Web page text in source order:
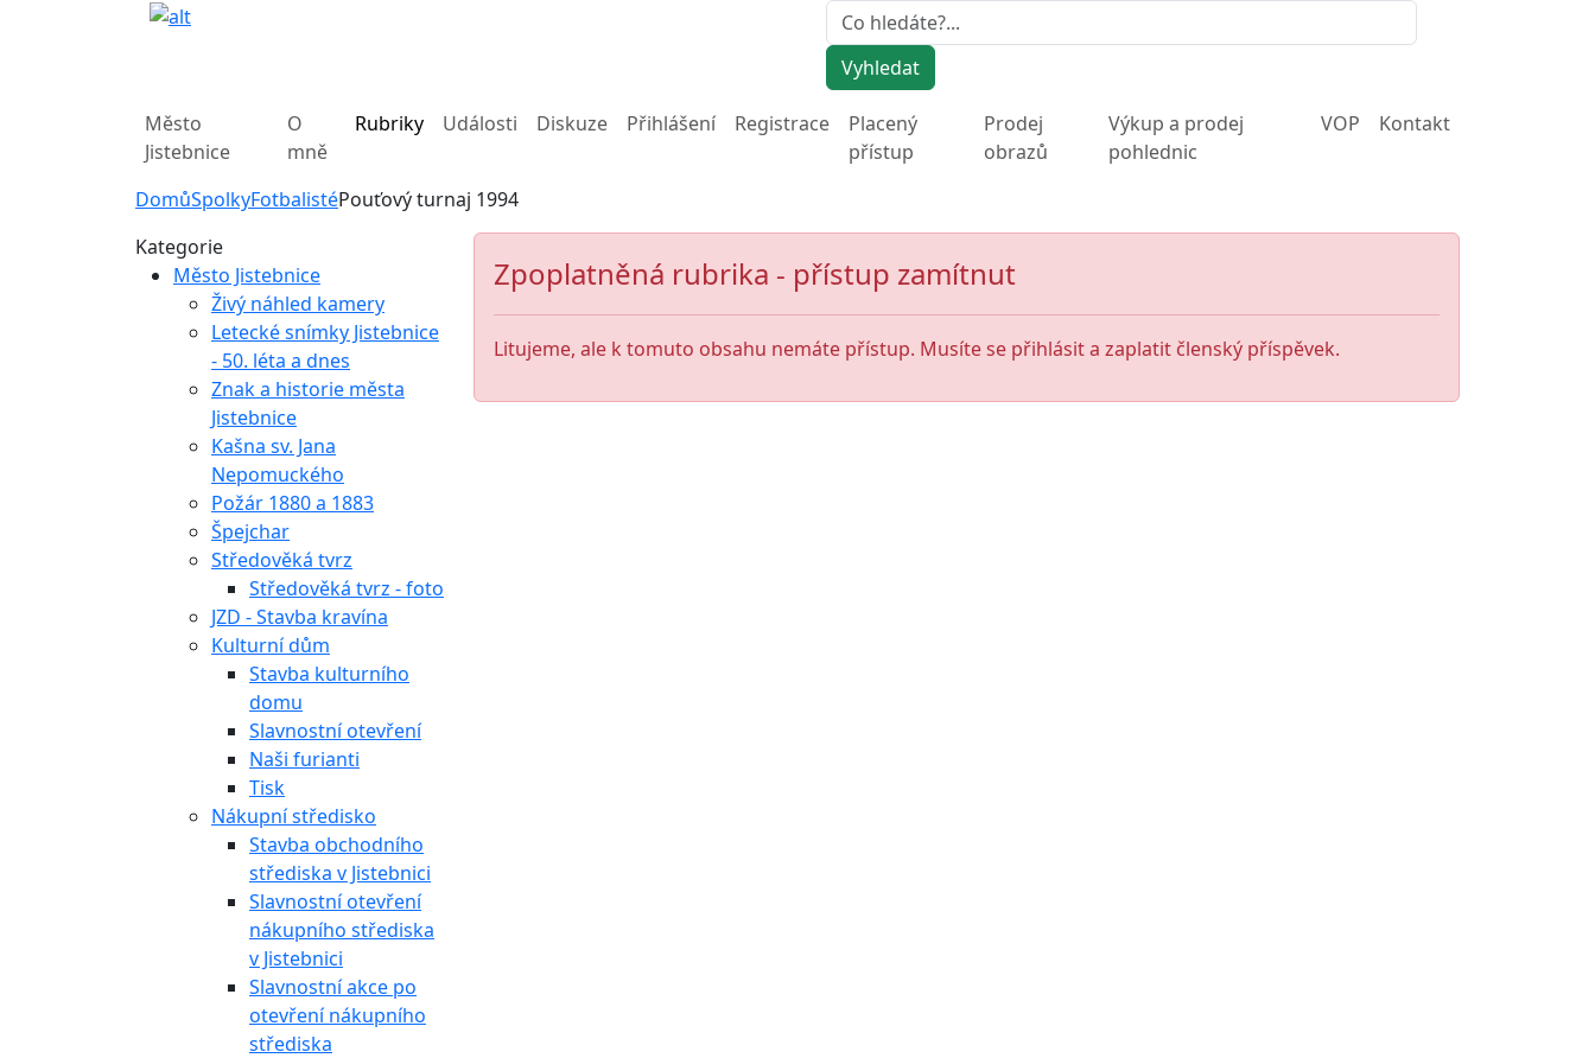
Vyhledat
Město
Jistebnice
O
mně
Rubriky Události Diskuze Přihlášení Registrace
Placený
přístup
Prodej
obrazů
Výkup a prodej
pohlednic
VOP Kontakt
DomůSpolkyFotbalistéPouťový turnaj 1994
Zpoplatněná rubrika - přístup zamítnut
Litujeme, ale k tomuto obsahu nemáte přístup. Musíte se přihlásit a zaplatit členský příspěvek.
Kategorie
Město Jistebnice
Živý náhled kamery
Letecké snímky Jistebnice
- 50. léta a dnes
Znak a historie města
Jistebnice
Kašna sv. Jana
Nepomuckého
Požár 1880 a 1883
Špejchar
Středověká tvrz
Středověká tvrz - foto
JZD - Stavba kravína
Kulturní dům
Stavba kulturního
domu
Slavnostní otevření
Naši furianti
Tisk
Nákupní středisko
Stavba obchodního
střediska v Jistebnici
Slavnostní otevření
nákupního střediska
v Jistebnici
Slavnostní akce po
otevření nákupního
střediska